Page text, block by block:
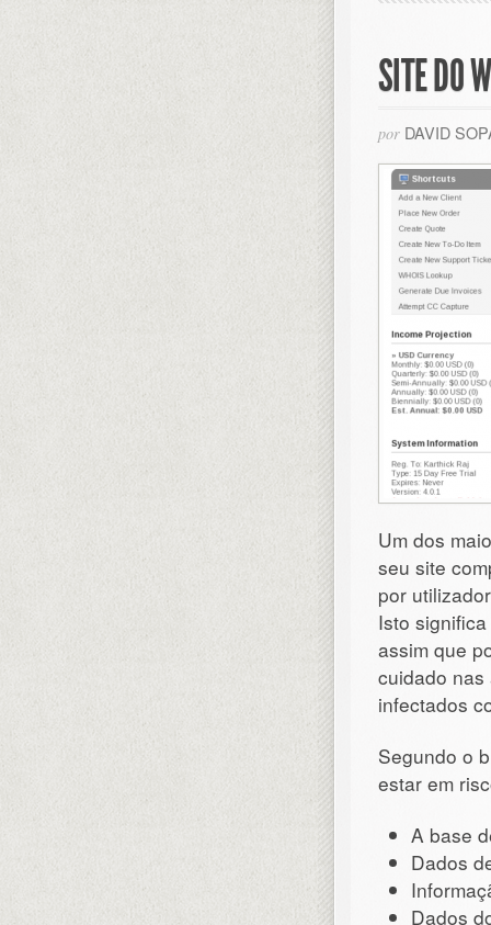
SITE DO
por DAVID
Um dos
seu site
por
Isto
assim que
cuidado
infectados
Segundo o
estar em
A base
Dados
Dados